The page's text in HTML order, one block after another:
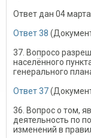
Ответ дан 04 марта
Ответ 38
37. Вопросо
населённого
генерального
Ответ 37
36. Вопрос о том,
деятельность по
изменений в